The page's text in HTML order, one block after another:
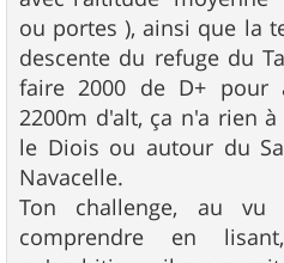
ou portes ), ainsi que la
descente du refuge du
faire 2000 de D+ pour
2200m d'alt, ça n'a rien
le Diois ou autour du
Navacelle.
Ton challenge, au
comprendre en